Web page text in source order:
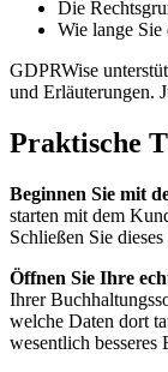
Die
Wie lange
GDPRWise
und Erläuterungen.
Praktische
Beginnen Sie mit
starten mit dem
Schließen Sie
Öffnen Sie Ihre
Ihrer
welche Daten dort
wesentlich besseres